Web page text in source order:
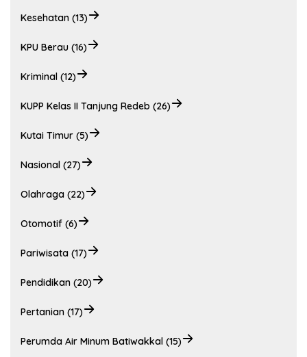
Kesehatan (13)
KPU Berau (16)
Kriminal (12)
KUPP Kelas II Tanjung Redeb (26)
Kutai Timur (5)
Nasional (27)
Olahraga (22)
Otomotif (6)
Pariwisata (17)
Pendidikan (20)
Pertanian (17)
Perumda Air Minum Batiwakkal (15)